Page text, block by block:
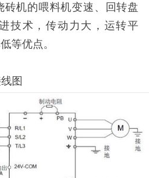
砖机的喂料机变速、回转盘
技术，传动力大，运转平
等优点。
图